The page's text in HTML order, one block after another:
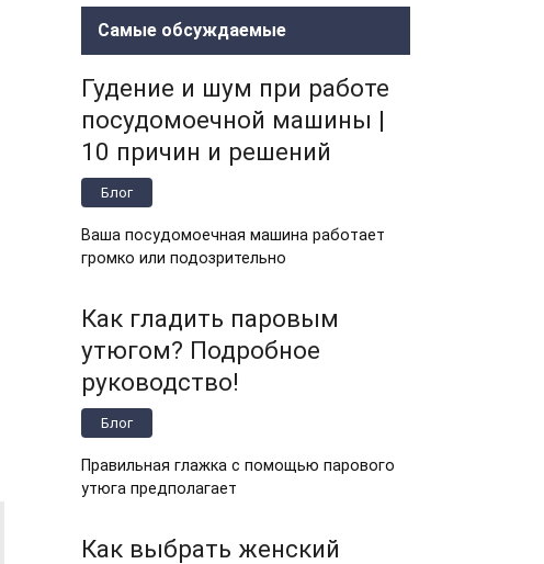
Самые обсуждаемые
Гудение и шум при работе
посудомоечной машины |
10 причин и решений
Блог
Ваша посудомоечная машина работает
громко или подозрительно
Как гладить паровым
утюгом? Подробное
руководство!
Блог
Правильная глажка с помощью парового
утюга предполагает
Как выбрать женский